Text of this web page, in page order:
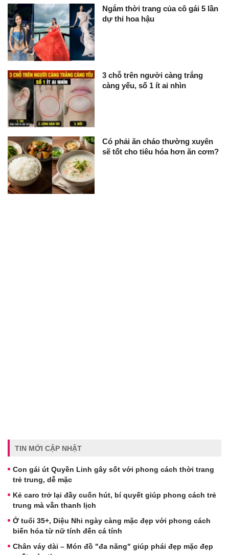
Ngắm thời trang của cô gái 5 lần
dự thi hoa hậu
3 chỗ trên người càng trắng
càng yếu, số 1 ít ai nhìn
Có phải ăn cháo thường xuyên
sẽ tốt cho tiêu hóa hơn ăn cơm?
TIN MỚI CẬP NHẬT
Con gái út Quyền Linh gây sốt với phong cách thời trang
trẻ trung, dễ mặc
Kẻ caro trở lại đầy cuốn hút, bí quyết giúp phong cách trẻ
trung mà vẫn thanh lịch
Ở tuổi 35+, Diệu Nhi ngày càng mặc đẹp với phong cách
biến hóa từ nữ tính đến cá tính
Chân váy dài – Món đồ "đa năng" giúp phái đẹp mặc đẹp